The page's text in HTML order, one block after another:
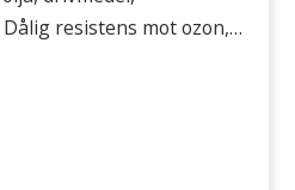
resistens mot ozon,
Typ NBR 320